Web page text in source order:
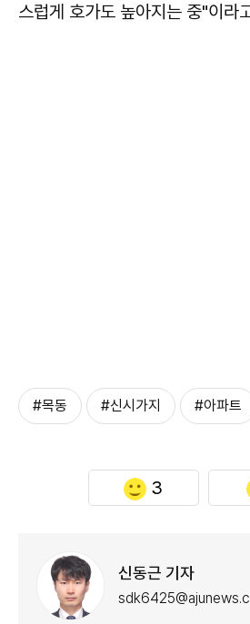
스럽게 호가도 높아지는 중"이라
#목동 #신시가지 #아파트
3
신동근 기자